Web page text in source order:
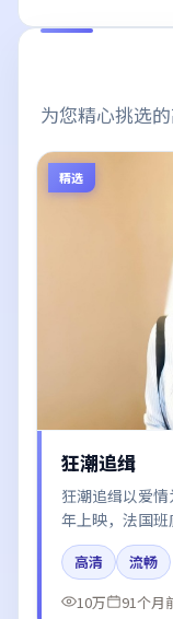
为您精心挑选
精选
狂潮追缉
狂潮追缉以爱
年上映，法国
哉、谭卓在片
剪辑强化了情绪
高清
流畅
10万
91个月